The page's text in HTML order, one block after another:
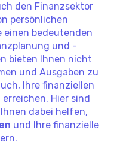
den Finanzsektor
persönlichen
einen bedeutenden
und -
bieten Ihnen nicht
und Ausgaben zu
Ihre finanziellen
Hier sind
dabei helfen,
und Ihre finanzielle